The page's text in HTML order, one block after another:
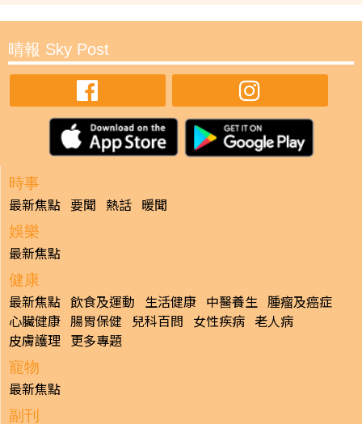
晴報 Sky Post
時事
最新焦點 要聞 熱話 暖聞
娛樂
最新焦點
健康
最新焦點 飲食及運動 生活健康 中醫養生 腫瘤及癌症
心臟健康 腸胃保健 兒科百問 女性疾病 老人病
皮膚護理 更多專題
寵物
最新焦點
副刊